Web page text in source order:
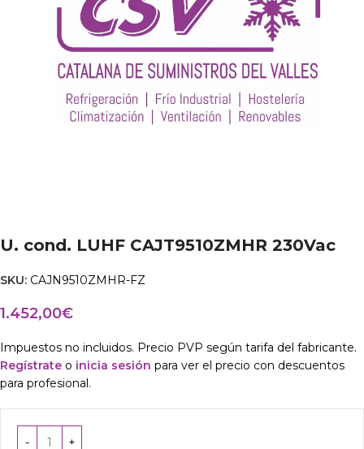
U. cond. LUHF CAJT9510ZMHR 230Vac
SKU: CAJN9510ZMHR-FZ
1.452,00€
Impuestos no incluidos. Precio PVP según tarifa del fabricante.
Regístrate o inicia sesión para ver el precio con descuentos
para profesional.